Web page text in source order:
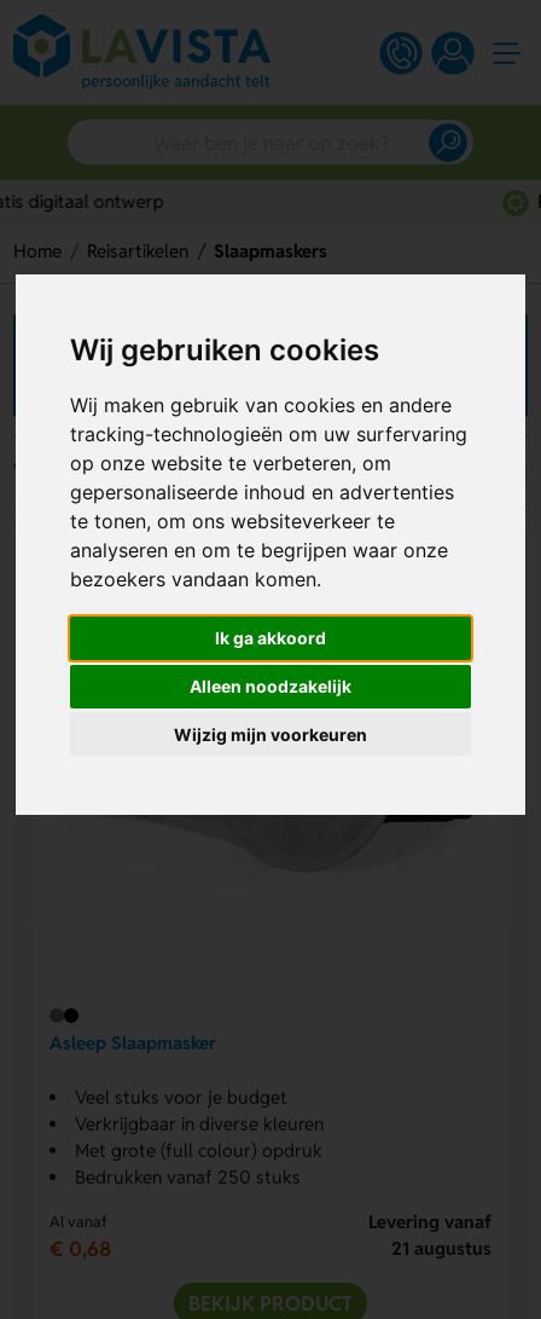
Wij gebruiken cookies
Wij maken gebruik van cookies en andere
tracking-technologieën om uw surfervaring
op onze website te verbeteren, om
gepersonaliseerde inhoud en advertenties
te tonen, om ons websiteverkeer te
analyseren en om te begrijpen waar onze
bezoekers vandaan komen.
Ik ga akkoord
Alleen noodzakelijk
Wijzig mijn voorkeuren
Home Reisartikelen Slaapmaskers
Slaapmaskers bedrukken
Filters
Asleep Slaapmasker
Veel stuks voor je budget
Verkrijgbaar in diverse kleuren
Met grote (full colour) opdruk
Bedrukken vanaf 250 stuks
Al vanaf
€ 0,68
Levering vanaf
21 augustus
BEKIJK PRODUCT